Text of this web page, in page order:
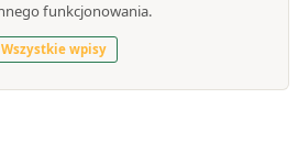
funkcjonowania.
Wszystkie wpisy